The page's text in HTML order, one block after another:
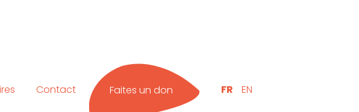
Contact Faites un don FR EN